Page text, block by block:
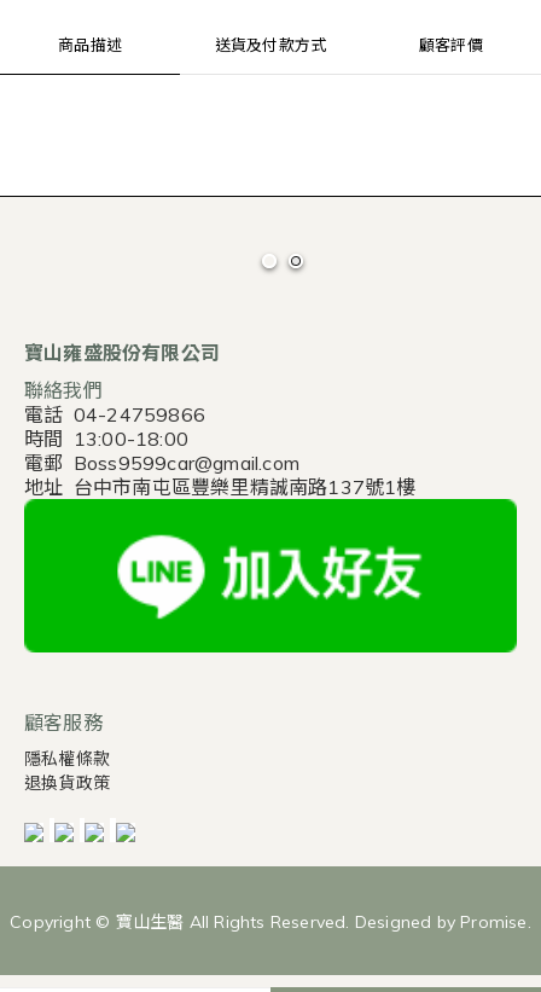
商品描述 送貨及付款方式 顧客評價
寶山雍盛股份有限公司
聯絡我們
電話 04-24759866
時間 13:00-18:00
電郵 Boss9599car@gmail.com
地址 台中市南屯區豐樂里精誠南路137號1樓
顧客服務
隱私權條款
退換貨政策
Copyright © 寶山生醫 All Rights Reserved. Designed by Promise.